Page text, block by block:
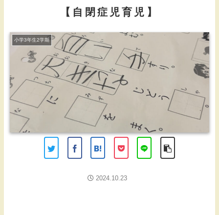
【自閉症児育児】
小学3年生2学期
2024.10.23